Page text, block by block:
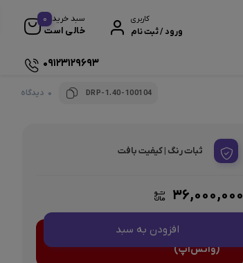
کاربری
ورود / ثبت نام
سبد خرید
خالی است
0
09123129693
DRP-1.40-100104 0 دیدگاه
ثبات رنگ | کیفیت بافت
۳۶,۰۰۰,۰۰۰
افزودن به سبد
<center>ارتباط با کارشناس فروش
(واتس‌اپ)